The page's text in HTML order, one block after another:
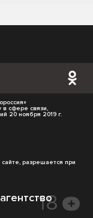
в сфере связи,
20 ноября 2019 г.
разрешается при